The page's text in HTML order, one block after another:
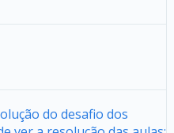
do desafio dos